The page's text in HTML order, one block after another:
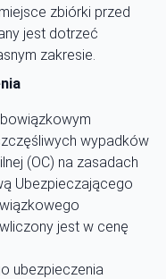
zbiórki przed
jest dotrzeć
zakresie.
wypadków
(OC) na zasadach
Ubezpieczającego
jest w cenę
ubezpieczenia